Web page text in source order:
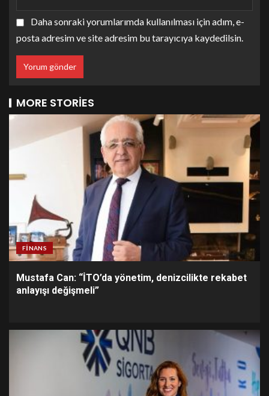
Daha sonraki yorumlarımda kullanılması için adım, e-
posta adresim ve site adresim bu tarayıcıya kaydedilsin.
MORE STORIES
FINANS
Mustafa Can: “İTO’da yönetim, denizcilikte rekabet
anlayışı değişmeli”